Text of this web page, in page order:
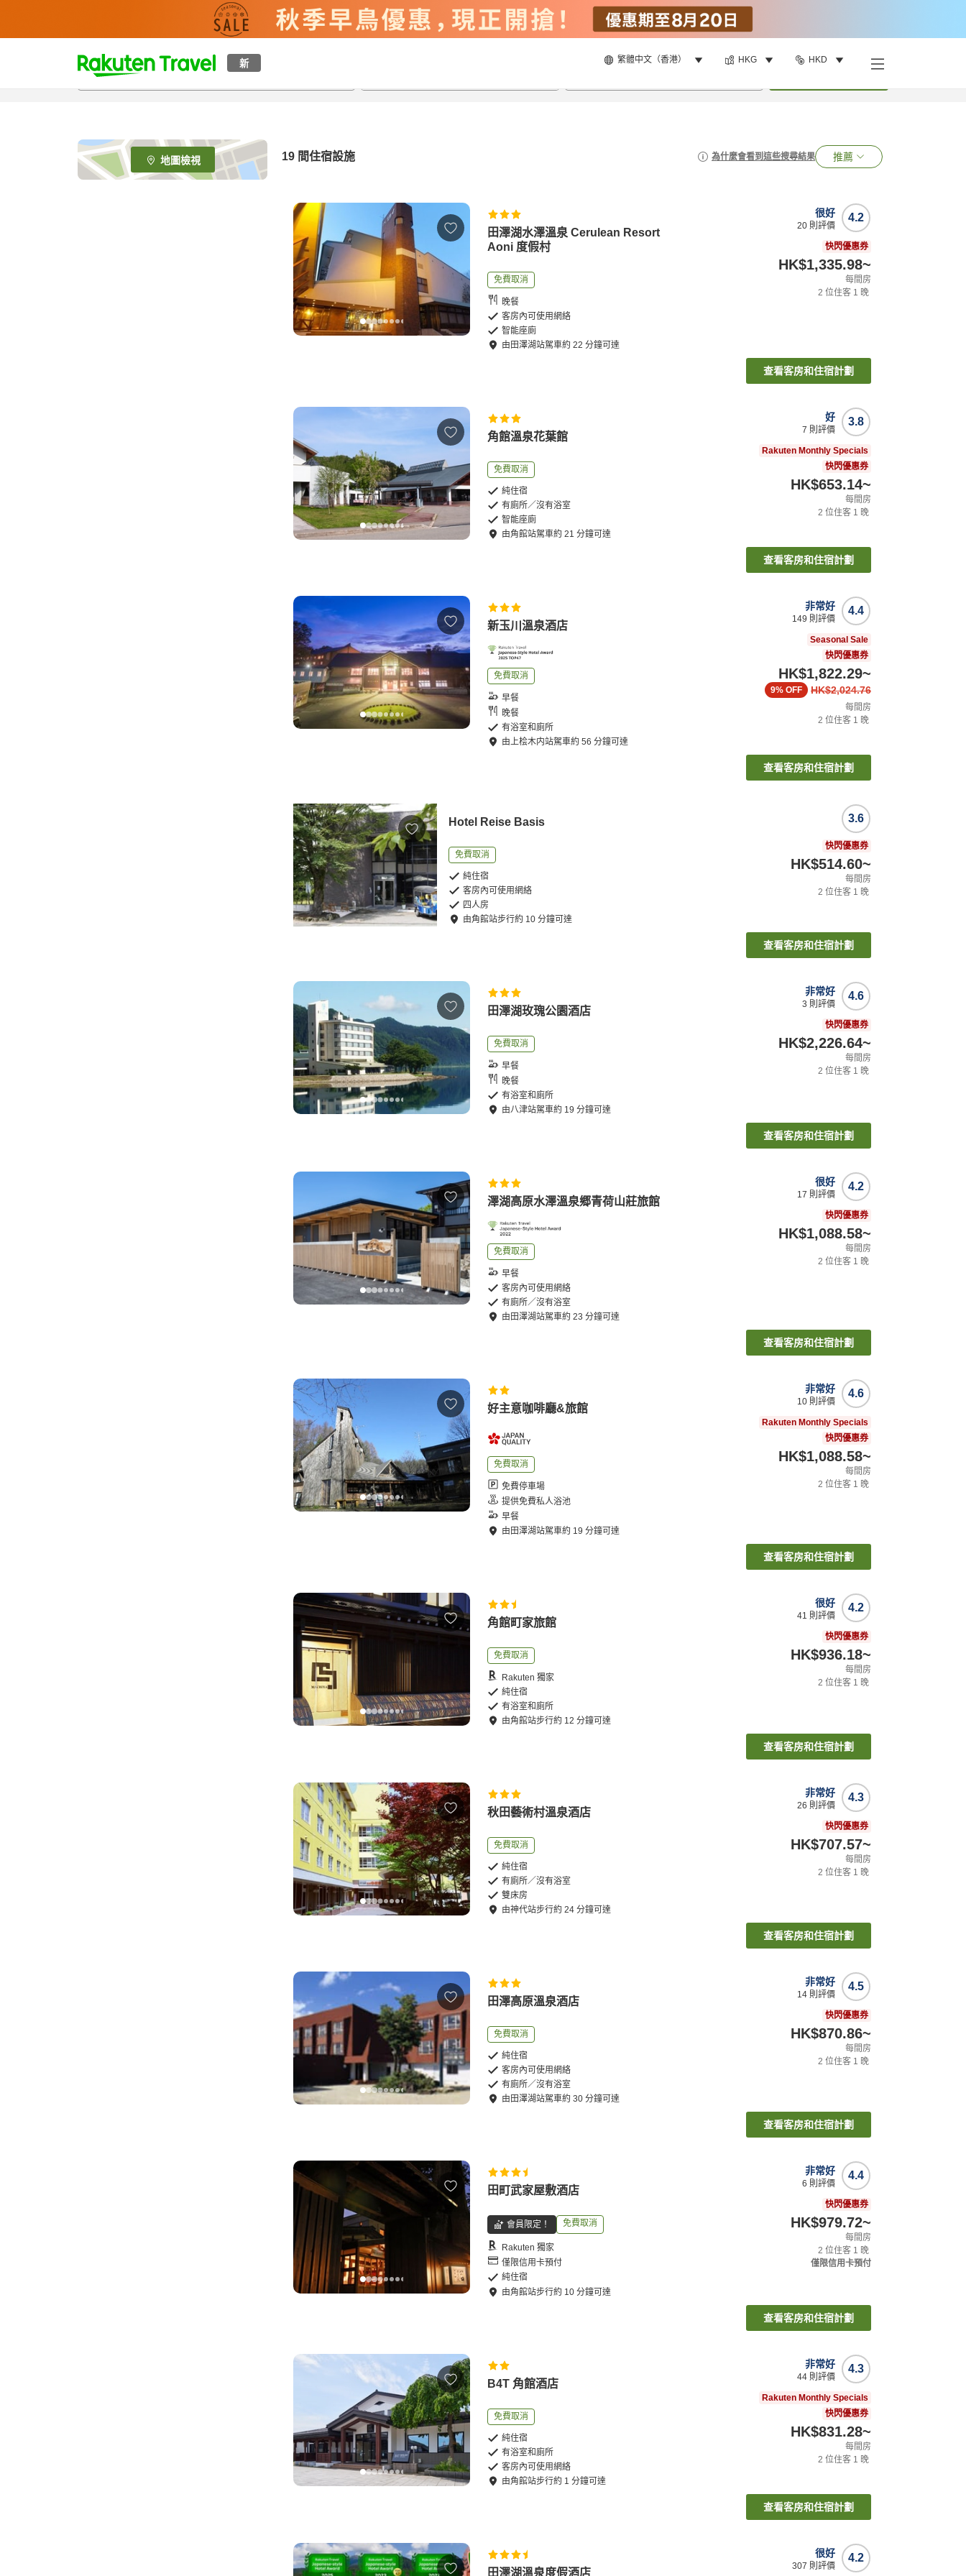
新 繁體中文（香港） HKG HKD
t
p
e
_
s
地圖檢視 19 間住宿設施 為什麼會看到這些搜尋結果 推薦
田澤湖水澤溫泉 Cerulean Resort
Aoni 度假村
免費取消
晚餐
客房內可使用網絡
智能座廁
由 田澤湖站駕車約22 分鐘可達
4.2
很好
20 則評價
快閃優惠券
HK$1,335.98~
每間房
2 位住客 1 晚
查看客房和住宿計劃
角館溫泉花葉館
免費取消
純住宿
有廁所／沒有浴室
智能座廁
由角館站駕車約21 分鐘可達
3.8
好
7 則評價
Rakuten Monthly Specials
快閃優惠券
HK$653.14~
每間房
2 位住客 1 晚
查看客房和住宿計劃
新玉川溫泉酒店
免費取消
早餐
晚餐
有浴室和廁所
由上桧木内站駕車約56 分鐘可達
4.4
非常好
149 則評價
Seasonal Sale
快閃優惠券
HK$1,822.29~
HK$2,024.76
9% OFF
每間房
2 位住客 1 晚
查看客房和住宿計劃
Hotel Reise Basis
免費取消
純住宿
客房內可使用網絡
四人房
由角館站步行約 10 分鐘可達
3.6
快閃優惠券
HK$514.60~
每間房
2 位住客 1 晚
查看客房和住宿計劃
田澤湖玫瑰公園酒店
免費取消
早餐
晚餐
有浴室和廁所
由八津站駕車約 19 分鐘可達
4.6
非常好
3 則評價
快閃優惠券
HK$2,226.64~
每間房
2 位住客 1 晚
查看客房和住宿計劃
澤湖高原水澤溫泉郷青荷山莊旅館
免費取消
早餐
客房內可使用網絡
有廁所／沒有浴室
由 田澤湖站駕車約23 分鐘可達
4.2
很好
17 則評價
快閃優惠券
HK$1,088.58~
每間房
2 位住客 1 晚
查看客房和住宿計劃
好主意咖啡廳&旅館
免費取消
免費停車場
提供免費私人浴池
早餐
由 田澤湖站駕車約 19 分鐘可達
4.6
非常好
10 則評價
Rakuten Monthly Specials
快閃優惠券
HK$1,088.58~
每間房
2 位住客 1 晚
查看客房和住宿計劃
角館町家旅館
免費取消
Rakuten 獨家
純住宿
有浴室和廁所
由角館站步行約 12 分鐘可達
4.2
很好
41 則評價
快閃優惠券
HK$936.18~
每間房
2 位住客 1 晚
查看客房和住宿計劃
秋田藝術村溫泉酒店
免費取消
純住宿
有廁所／沒有浴室
雙床房
由神代站步行約24 分鐘可達
4.3
非常好
26 則評價
快閃優惠券
HK$707.57~
每間房
2 位住客 1 晚
查看客房和住宿計劃
田澤高原溫泉酒店
免費取消
純住宿
客房內可使用網絡
有廁所／沒有浴室
由 田澤湖站駕車約30 分鐘可達
4.5
非常好
14 則評價
快閃優惠券
HK$870.86~
每間房
2 位住客 1 晚
查看客房和住宿計劃
田町武家屋敷酒店
會員限定！ 免費取消
Rakuten 獨家
僅限信用卡預付
純住宿
由角館站步行約 10 分鐘可達
4.4
非常好
6 則評價
快閃優惠券
HK$979.72~
每間房
2 位住客 1 晚
僅限信用卡預付
查看客房和住宿計劃
B4T 角館酒店
免費取消
純住宿
有浴室和廁所
客房內可使用網絡
由角館站步行約 1 分鐘可達
4.3
非常好
44 則評價
Rakuten Monthly Specials
快閃優惠券
HK$831.28~
每間房
2 位住客 1 晚
查看客房和住宿計劃
田澤湖溫泉度假酒店
4.2
很好
307 則評價